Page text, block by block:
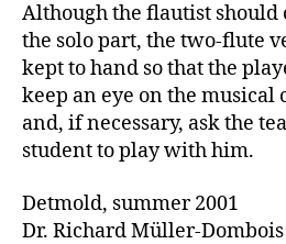
Although the flautist
the solo part, the two-flute
kept to hand so that the
keep an eye on the musical
and, if necessary, ask the
student to play with him.
Detmold, summer 2001
Dr. Richard Müller-Dombois